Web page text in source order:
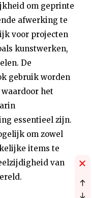
om geprinte
afwerking te
voor projecten
kunstwerken,
De
gebruik worden
het
essentieel zijn.
om zowel
items te
van